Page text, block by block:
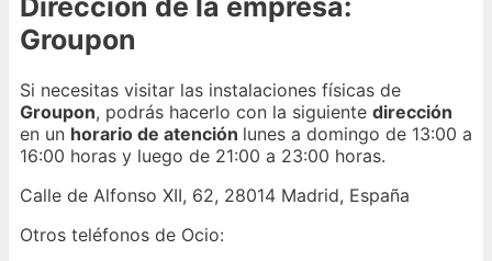
Groupon
Si necesitas visitar las instalaciones físicas de
Groupon, podrás hacerlo con la siguiente dirección
en un horario de atención lunes a domingo de 13:00 a
16:00 horas y luego de 21:00 a 23:00 horas.
Calle de Alfonso XII, 62, 28014 Madrid, España
Otros teléfonos de Ocio: